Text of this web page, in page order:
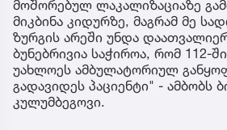
მოშორებულ ლაკალიზაციაზე
მიკბინა კიდურზე, მაგრამ მე
ზურგის არეში უნდა
ბუნებრივია საჭიროა, რომ 112-
უახლოეს ამბულატორიულ
გადავიდეს პაციენტი" - ამბობს
კულუმბეგოვი.